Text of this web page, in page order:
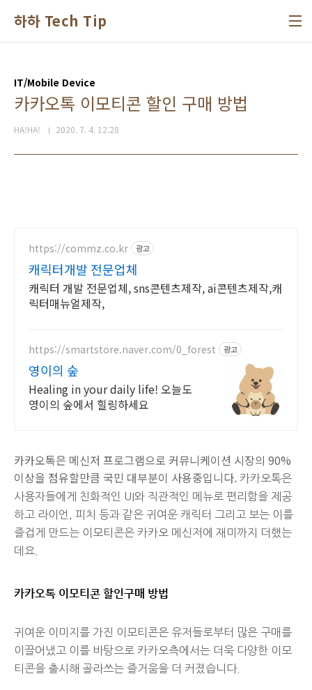
하하 Tech Tip
IT/Mobile Device
카카오톡 이모티콘 할인 구매 방법
HA!HA! 2020. 7. 4. 12:28
https://commz.co.kr 광고
캐릭터개발 전문업체
캐릭터 개발 전문업체, sns콘텐츠제작, ai콘텐츠제작,캐
릭터매뉴얼제작,
https://smartstore.naver.com/0_forest 광고
영이의 숲
Healing in your daily life! 오늘도
영이의 숲에서 힐링하세요
카카오톡은 메신저 프로그램으로 커뮤니케이션 시장의 90%
이상을 점유할만큼 국민 대부분이 사용중입니다. 카카오톡은
사용자들에게 친화적인 UI와 직관적인 메뉴로 편리함을 제공
하고 라이언, 피치 등과 같은 귀여운 캐릭터 그리고 보는 이를
즐겁게 만드는 이모티콘은 카카오 메신저에 재미까지 더했는
데요.
카카오톡 이모티콘 할인구매 방법
귀여운 이미지를 가진 이모티콘은 유저들로부터 많은 구매를
이끌어냈고 이를 바탕으로 카카오측에서는 더욱 다양한 이모
티콘을 출시해 골라쓰는 즐거움을 더 커졌습니다.